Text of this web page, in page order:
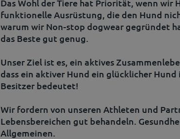
Das Wohl der Tiere hat Priorität, wenn wir
funktionelle Ausrüstung, die den Hund
warum wir Non-stop dogwear gegründet
das Beste gut genug.
Unser Ziel ist es, ein aktives
dass ein aktiver Hund ein glücklicher
Besitzer bedeutet!
Wir fordern von unseren Athleten und
Lebensbereichen gut behandeln.
Allgemeinen.